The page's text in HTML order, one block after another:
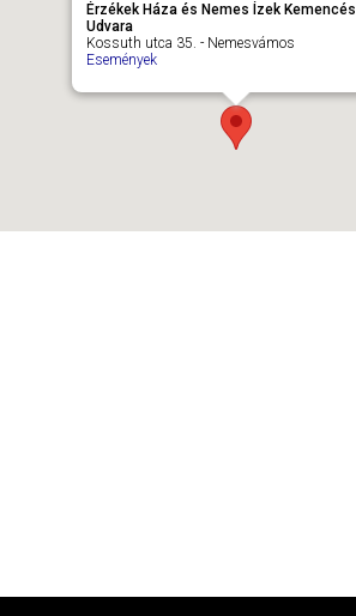
Érzékek Háza és Nemes Ízek Kemencés
Udvara
Kossuth utca 35. - Nemesvámos
Események